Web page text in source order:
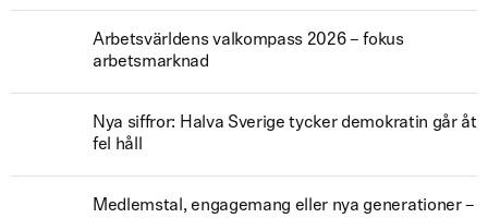
Arbetsvärldens valkompass 2026 – fokus
arbetsmarknad
Nya siffror: Halva Sverige tycker demokratin går åt
fel håll
Medlemstal, engagemang eller nya generationer –